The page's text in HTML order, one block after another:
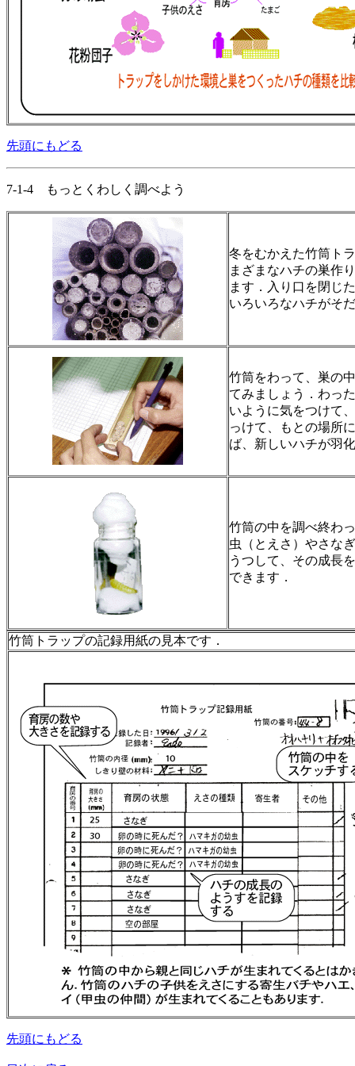
先頭にもどる
7-1-4 もっとくわしく調べよう
冬をむかえた竹筒ト
まざまなハチの巣作
ます．入り口を閉じ
いろいろなハチがそ
竹筒をわって、巣の
てみましょう．わっ
いように気をつけて
っけて、もとの場所
ば、新しいハチが羽
竹筒の中を調べ終わ
虫（とえさ）やさな
うつして、その成長
できます．
竹筒トラップの記録用紙の見本です．
先頭にもどる